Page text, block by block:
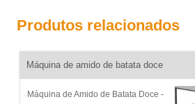
Produtos relacionados
Máquina de amido de batata doce
Máquina de Amido de Batata Doce -